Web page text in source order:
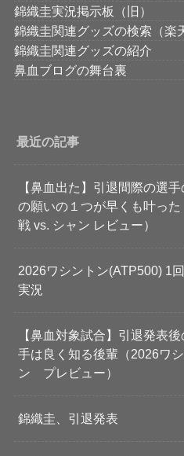
錦織圭実況掲示板（旧）
錦織圭関連グッズの検索（楽
錦織圭関連グッズの紹介
鼻血ブログの舞台裏
最近の記事
【鼻血出た】引退間際の選
の願いの１つが早くも叶っ
戦 vs. シャン レビュー）
2026ワシントン(ATP500)
実況
【鼻血対象試合】引退発表
手は良く知る後輩（2026ワ
ン プレビュー）
錦織圭、引退発表